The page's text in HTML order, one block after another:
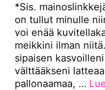
*Sis.
on tullut minulle
voi enää
meikkini ilman
sipaisen
välttääkseni
pallonaamaa, …